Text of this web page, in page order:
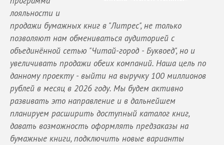
лояльности и
продажи бумажных книг в "Литрес", не только
позволяют нам обмениваться аудиторией с
объединённой сетью "Читай-город - Буквоед", но и
увеличивать продажи обеих компаний. Наша цель по
данному проекту - выйти на выручку 100 миллионов
рублей в месяц в 2026 году. Мы будем активно
развивать это направление и в дальнейшем
планируем расширить доступный каталог книг,
давать возможность оформлять предзаказы на
бумажные книги, подключить новые варианты